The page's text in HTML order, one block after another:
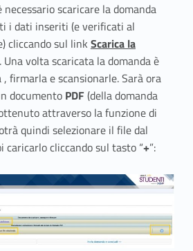
necessario scaricare la domanda
i dati inseriti (e verificati al
cliccando sul link Scarica la
Una volta scaricata la domanda è
firmarla e scansionarle. Sarà ora
documento PDF (della domanda
attraverso la funzione di
quindi selezionare il file dal
caricarlo cliccando sul tasto “+”: